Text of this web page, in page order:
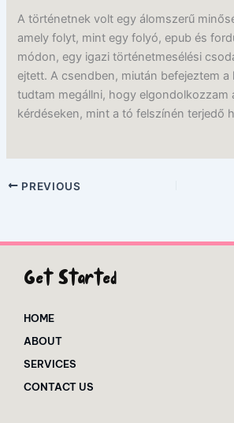
A történetnek volt egy álomszerű
amely folyt, mint egy folyó, epub és
módon, egy igazi történetmesélési
ejtett. A csendben, miután befejeztem a
tudtam megállni, hogy elgondolkozzam
kérdéseken, mint a tó felszínén terjedő
PREVIOUS
Get Started
HOME
ABOUT
SERVICES
CONTACT US